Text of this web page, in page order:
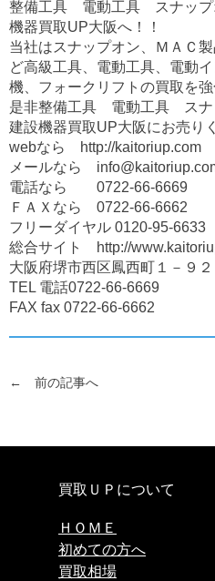
整備工具 電動工具 スナッ
機器買取UP大阪へ！！
当社はスナップオン、ＭＡＣ
ど高級工具、電動工具、電動
機、フォークリフトの買取を
是非整備工具 電動工具 ス
建設機器買取UP大阪にお売り
webなら
http://kaitoriup.com
メールなら
電話なら 0722-66-6669
ＦＡＸなら 0722-66-6662
フリーダイヤル 0120-95-6633
総合サイト http://
大阪府堺市西区鳳西町１－９２
TEL 電話0722-66-6669
FAX fax 0722-66-6662
← 前の記事へ
買取ＵＰについて
ＨＯＭＥ
初めての方へ
買取相場